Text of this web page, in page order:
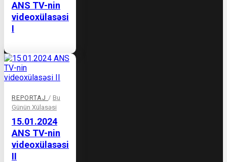
ANS TV-nin
videoxülasəsi
I
REPORTAJ / Bu
Günün Xülasəsi
15.01.2024
ANS TV-nin
videoxülasəsi
II